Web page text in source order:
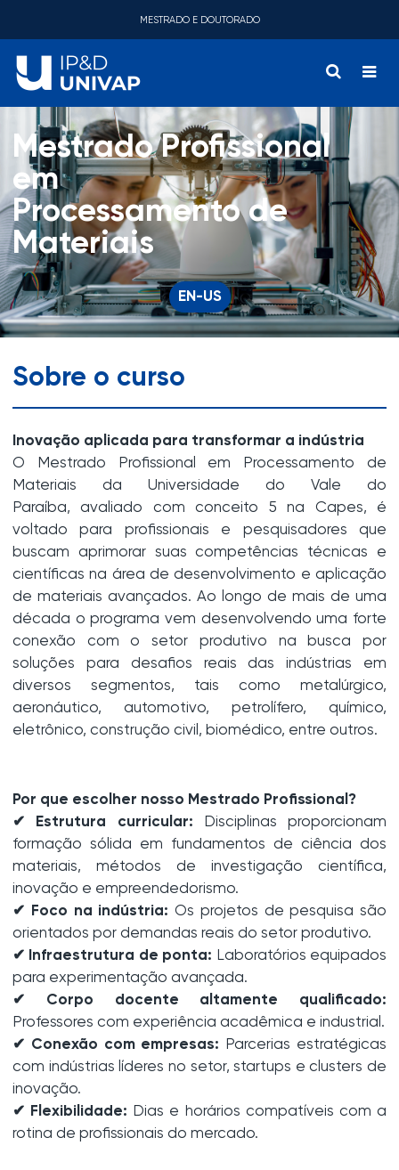
MESTRADO E DOUTORADO
Mestrado Profissional
em
Processamento de
Materiais
EN-US
Sobre o curso
Inovação aplicada para transformar a indústria
O Mestrado Profissional em Processamento de
Materiais da Universidade do Vale do
Paraíba,avaliado com conceito 5 na Capes, é
voltado para profissionais e pesquisadores que
buscam aprimorar suas competências técnicas e
científicas na área de desenvolvimento e aplicação
de materiais avançados. Ao longo de mais de uma
década o programa vem desenvolvendo uma forte
conexão com o setor produtivo na busca por
soluções para desafios reais das indústrias em
diversos segmentos, tais como metalúrgico,
aeronáutico, automotivo, petrolífero, químico,
eletrônico, construção civil, biomédico, entre outros.
Por que escolher nosso Mestrado Profissional?
✔ Estrutura curricular: Disciplinas proporcionam
formação sólida em fundamentos de ciência dos
materiais, métodos de investigação científica,
inovação e empreendedorismo.
✔ Foco na indústria: Os projetos de pesquisa são
orientados por demandas reais do setor produtivo.
✔ Infraestrutura de ponta: Laboratórios equipados
para experimentação avançada.
✔ Corpo docente altamente qualificado:
Professores com experiência acadêmica e industrial.
✔ Conexão com empresas: Parcerias estratégicas
com indústrias líderes no setor, startups e clusters de
inovação.
✔ Flexibilidade: Dias e horários compatíveis com a
rotina de profissionais do mercado.